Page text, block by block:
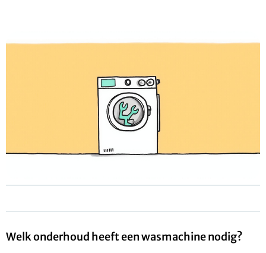
Welk onderhoud heeft een wasmachine nodig?